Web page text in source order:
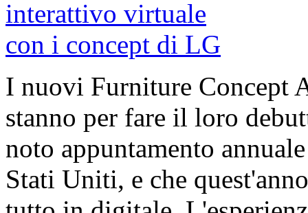
I nuovi Furniture Concept
stanno per fare il loro
noto appuntamento
Stati Uniti, e che